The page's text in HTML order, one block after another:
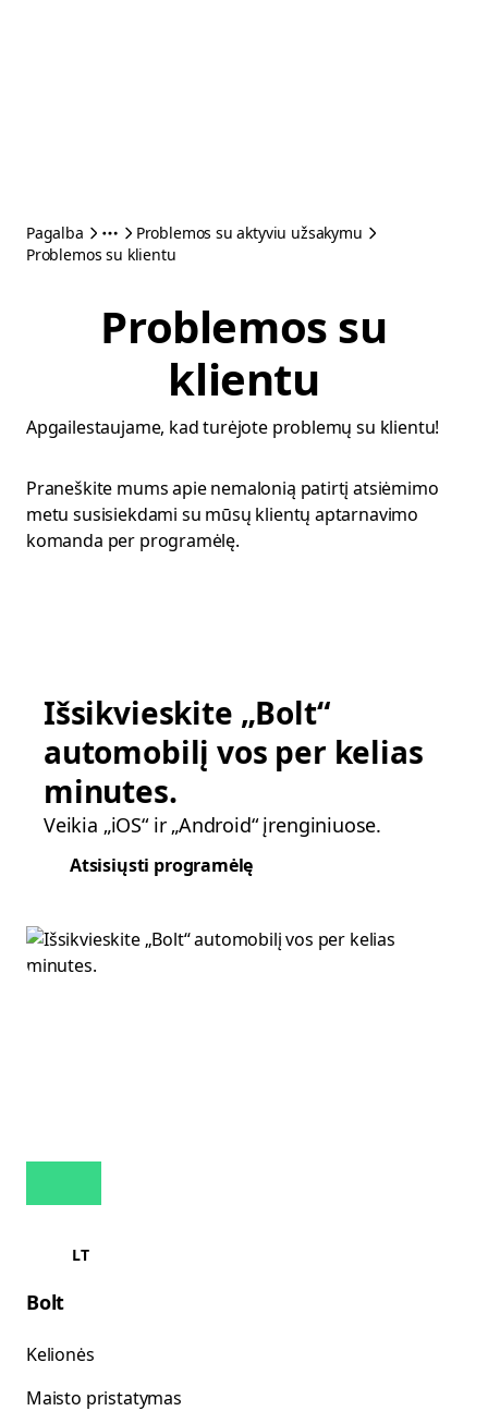
Pagalba
Problemos su aktyviu užsakymu
Problemos su klientu
Problemos su
klientu
Apgailestaujame, kad turėjote problemų su klientu!
Praneškite mums apie nemalonią patirtį atsiėmimo
metu susisiekdami su mūsų klientų aptarnavimo
komanda per programėlę.
Išsikvieskite „Bolt“
automobilį vos per kelias
minutes.
Veikia „iOS“ ir „Android“ įrenginiuose.
Atsisiųsti programėlę
LT
Bolt
Kelionės
Maisto pristatymas